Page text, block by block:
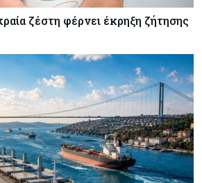
ζέστη φέρνει έκρηξη ζήτησης